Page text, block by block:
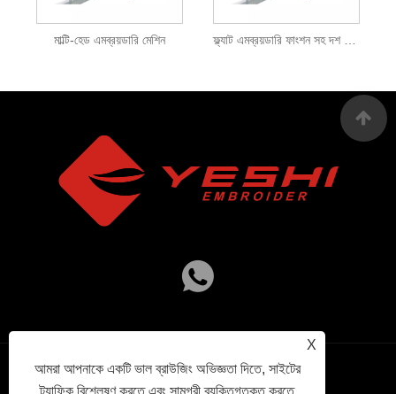
মাল্টি-হেড এমব্রয়ডারি মেশিন
X
আমরা আপনাকে একটি ভাল ব্রাউজিং অভিজ্ঞতা দিতে, সাইটের
ট্র্যাফিক বিশ্লেষণ করতে এবং সামগ্রী ব্যক্তিগতকৃত করতে
গোপনীয়তা নীতি